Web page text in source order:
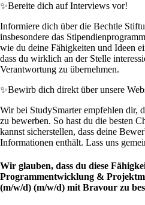
✨Bereite dich auf Interviews vor!
Informiere dich über die Bechtle
insbesondere das
wie du deine Fähigkeiten und Ideen
dass du wirklich an der Stelle
Verantwortung zu übernehmen.
✨Bewirb dich direkt über unsere
Wir bei StudySmarter empfehlen dir,
zu bewerben. So hast du die besten
kannst sicherstellen, dass deine
Informationen enthält. Lass uns
Wir glauben, dass du diese
Programmentwicklung &
(m/w/d) (m/w/d) mit Bravour zu